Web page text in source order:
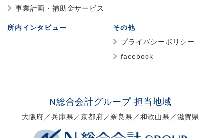
事業計画・補助金サービス
所内インタビュー
その他
プライバシーポリシー
facebook
N総合会計グループ 担当地域
大阪府／兵庫県／京都府／奈良県／和歌山県／滋賀県